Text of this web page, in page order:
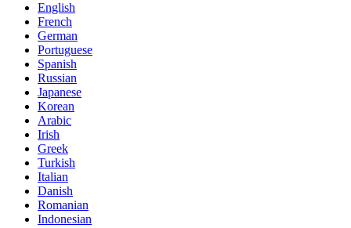
English
French
German
Portuguese
Spanish
Russian
Japanese
Korean
Arabic
Irish
Greek
Turkish
Italian
Danish
Romanian
Indonesian